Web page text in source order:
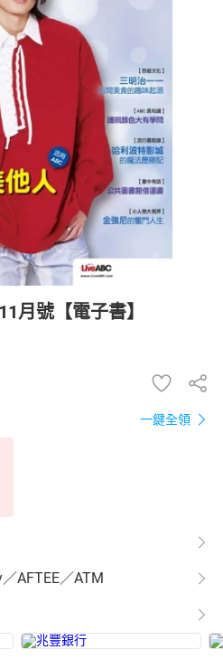
情趣用品
月號【電子書】
一鍵全領
AFTEE／ATM